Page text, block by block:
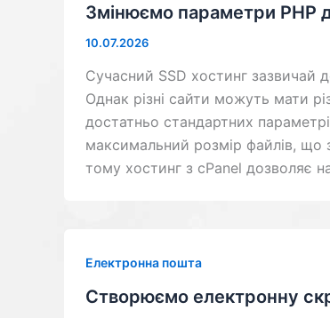
Змінюємо параметри PHP
10.07.2026
Сучасний SSD хостинг зазвичай
Однак різні сайти можуть мати
достатньо стандартних
максимальний розмір файлів, що
тому хостинг з cPanel дозволяє
Електронна пошта
Створюємо електронну